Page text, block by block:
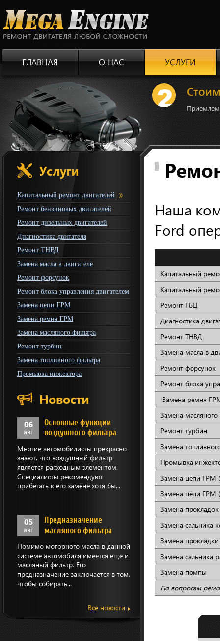
ГЛАВНАЯ О НАС УСЛУГИ
своего автомобиля.
Услуги
Капитальный ремонт двигателей
Ремонт бензиновых двигателей
Ремонт дизельных двигателей
Диагностика двигателя
Ремонт ТНВД
Замена масла в двигателе
Ремонт форсунок
Ремонт блока управления двигателем
Замена цепи ГРМ
Замена ремня ГРМ
Замена масляного фильтра
Ремонт турбин
Замена топливного фильтра
Промывка инжектора
Новости
06
авг
Основные функции
воздушного фильтра
Многие автомобилисты прекрасно
знают, что воздушный фильтр
является расходным элементом.
Специалисты рекомендуют
прибегать к его замене хотя бы...
05
авг
Предназначение
масляного фильтра
Помимо моторного масла в данной
системе автомобиля имеется еще и
масляный фильтр. Его
предназначение заключается в том,
чтобы собирать...
Все новости
Наша
Ford
Капитальный
Капитальный
Ремонт ГБЦ
Диагностика
Ремонт ТНВД
Замена масла в
Ремонт форсунок
Ремонт блока
Замена ремня
Замена масляного
Ремонт турбин
Замена
Промывка
Замена цепи ГРМ
Замена цепи ГРМ
Замена
Замена сальника
Замена
Замена сальника
Замена помпы
По вопросам